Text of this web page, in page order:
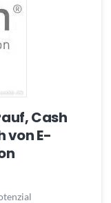
Cash
von E-